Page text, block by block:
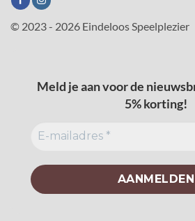
© 2023 - 2026 Eindeloos Speelplezier
Meld je aan voor de
5% korting!